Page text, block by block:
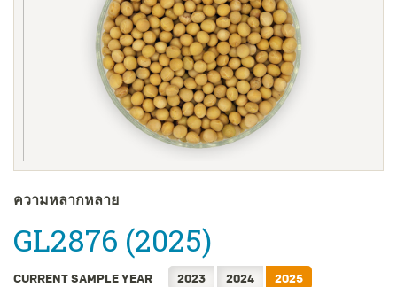
ซัพพลายเออร์
ENGLISH
FRANÇAIS
한국어
简体中文
ความหลากหลาย
GL2876 (2025)
CURRENT SAMPLE YEAR 2023 2024 2025